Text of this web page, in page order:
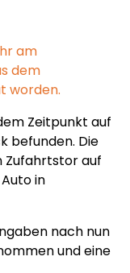
am
dem
worden.
Zeitpunkt auf
befunden. Die
Zufahrtstor auf
in
nach nun
und eine